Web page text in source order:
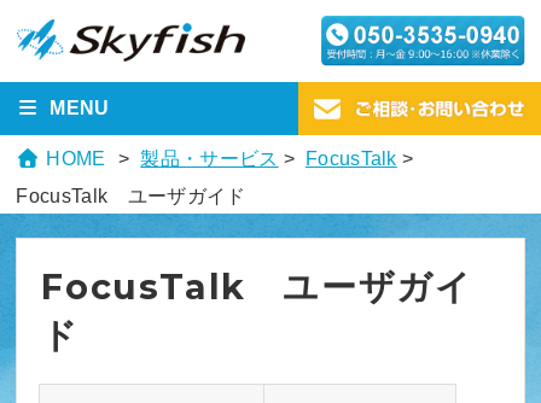
MENU
HOME 製品・サービス > FocusTalk >
FocusTalk ユーザガイド
FocusTalk ユーザガイ
ド